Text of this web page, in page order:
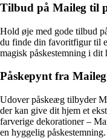
Tilbud på Maileg til
Hold øje med gode tilbud
du finde din favoritfigur til
magisk påskestemning i
Påskepynt fra Maileg
Udover påskeæg tilbyder
der kan give dit hjem et
farverige dekorationer –
en hyggelig påskestemning.